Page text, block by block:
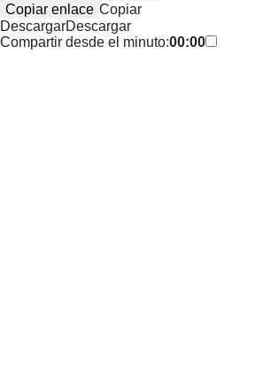
Copiar enlace Copiar
DescargarDescargar
Compartir desde el minuto:00:00